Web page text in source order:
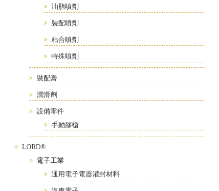
油脂噴劑
裝配噴劑
粘合噴劑
特殊噴劑
裝配膏
潤滑劑
設備零件
手動膠槍
LORD®
電子工業
通用電子電器灌封材料